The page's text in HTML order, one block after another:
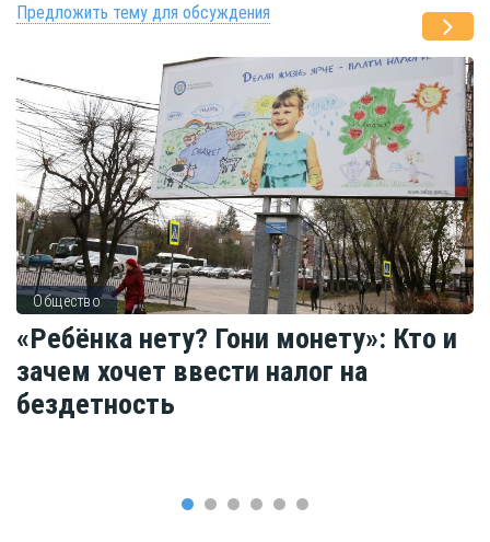
Предложить тему для обсуждения
Общество
«Ребёнка нету? Гони монету»: Кто и
зачем хочет ввести налог на
бездетность